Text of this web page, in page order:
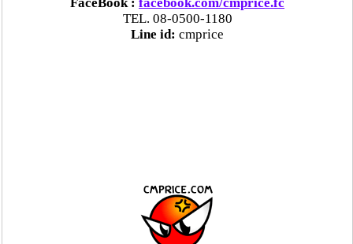
TEL. 08-0500-1180
Line id: cmprice